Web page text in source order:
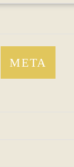
META